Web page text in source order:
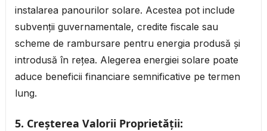
instalarea panourilor solare. Acestea pot include
subvenții guvernamentale, credite fiscale sau
scheme de rambursare pentru energia produsă și
introdusă în rețea. Alegerea energiei solare poate
aduce beneficii financiare semnificative pe termen
lung.
5. Creșterea Valorii Proprietății: